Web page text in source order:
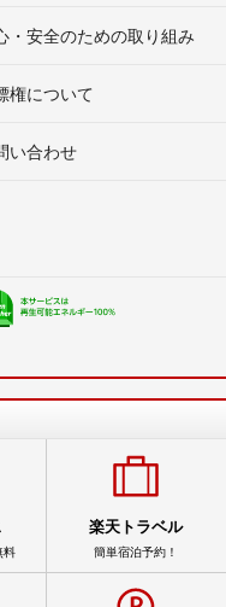
・安全のための取り組み
権について
い合わせ
料
楽天トラベル
簡単宿泊予約！